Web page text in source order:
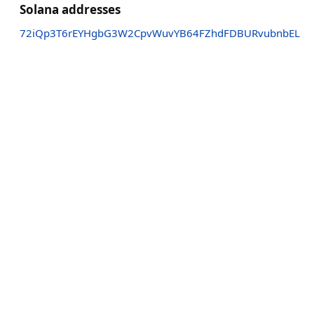
Solana addresses
72iQp3T6rEYHgbG3W2CpvWuvYB64FZhdFDBURvubnbEL